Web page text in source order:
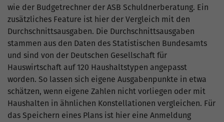
wie der Budgetrechner der ASB Schuldnerberatung. Ein
zusätzliches Feature ist hier der Vergleich mit den
Durchschnittsausgaben. Die Durchschnittsausgaben
stammen aus den Daten des Statistischen Bundesamts
und sind von der Deutschen Gesellschaft für
Hauswirtschaft auf 120 Haushaltstypen angepasst
worden. So lassen sich eigene Ausgabenpunkte in etwa
schätzen, wenn eigene Zahlen nicht vorliegen oder mit
Haushalten in ähnlichen Konstellationen vergleichen. Für
das Speichern eines Plans ist hier eine Anmeldung